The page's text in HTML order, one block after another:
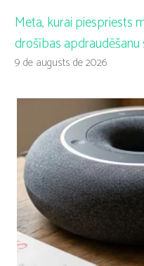
Meta, kurai piespriests
drošības
9 de augusts de 2026